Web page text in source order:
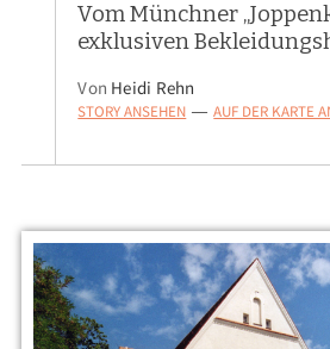
Vom Münchner
exklusiven
Von Heidi Rehn
STORY ANSEHEN — AUF DER KARTE